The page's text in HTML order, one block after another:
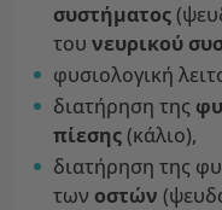
συστήματος
του νευρικού
φυσιολογική
διατήρηση της
πίεσης(κάλιο),
διατήρηση της
των οστών